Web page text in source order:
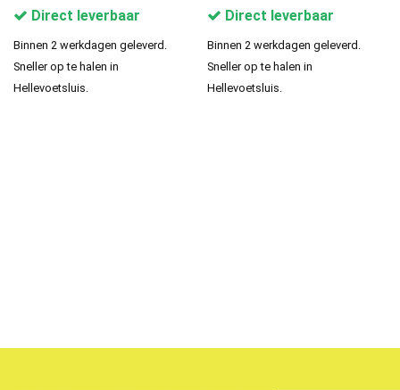
Direct leverbaar
Binnen 2 werkdagen geleverd.
Sneller op te halen in
Hellevoetsluis.
Direct leverbaar
Binnen 2 werkdagen geleverd.
Sneller op te halen in
Hellevoetsluis.